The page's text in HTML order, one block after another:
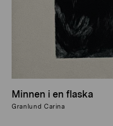
Minnen i en flaska
Granlund Carina